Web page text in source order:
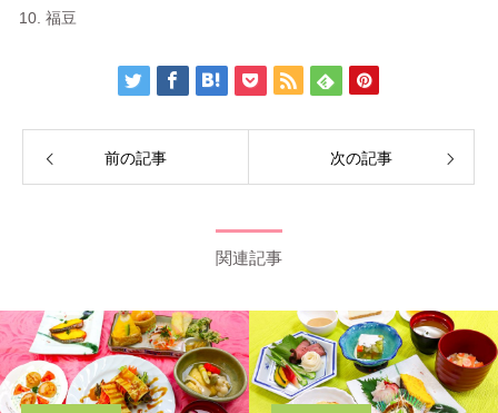
福豆
前の記事 次の記事
関連記事